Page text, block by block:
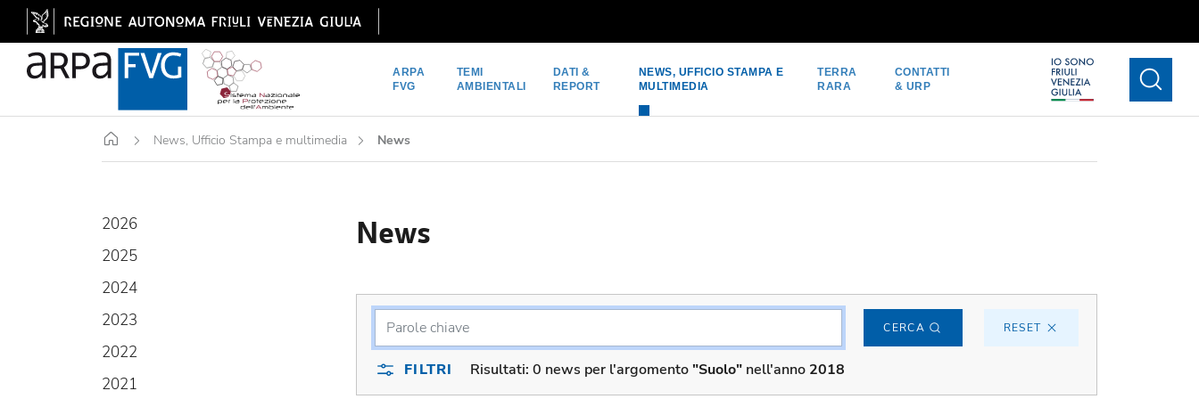
ARPA
FVG
TEMI
AMBIENTALI
DATI &
REPORT
NEWS, UFFICIO STAMPA E
MULTIMEDIA
TERRA
RARA
CONTATTI
& URP
Home News, Ufficio Stampa e multimedia News
2026
2025
2024
2023
2022
2021
News
CERCA RESET
FILTRI Risultati:0 news per l'argomento"Suolo" nell'anno 2018